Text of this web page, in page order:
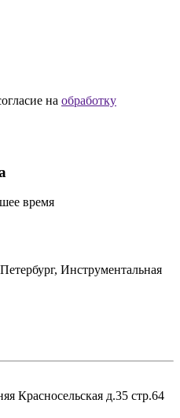
на обработку
время
Инструментальная
Красносельская д.35 стр.64